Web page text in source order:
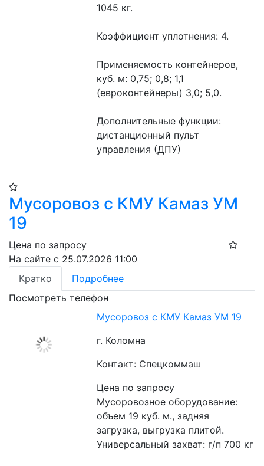
1045 кг.
Коэффициент уплотнения: 4.
Применяемость контейнеров,
куб. м: 0,75; 0,8; 1,1
(евроконтейнеры) 3,0; 5,0.
Дополнительные функции:
дистанционный пульт
управления (ДПУ)
Мусоровоз с КМУ Камаз УМ
19
Цена по запросу
На сайте с 25.07.2026 11:00
Кратко
Подробнее
Посмотреть телефон
Мусоровоз с КМУ Камаз УМ 19
г. Коломна
Контакт: Спецкоммаш
Цена по запросу
Мусоровозное оборудование:
объем 19 куб. м., задняя
загрузка, выгрузка плитой.
Универсальный захват: г/п 700 кг